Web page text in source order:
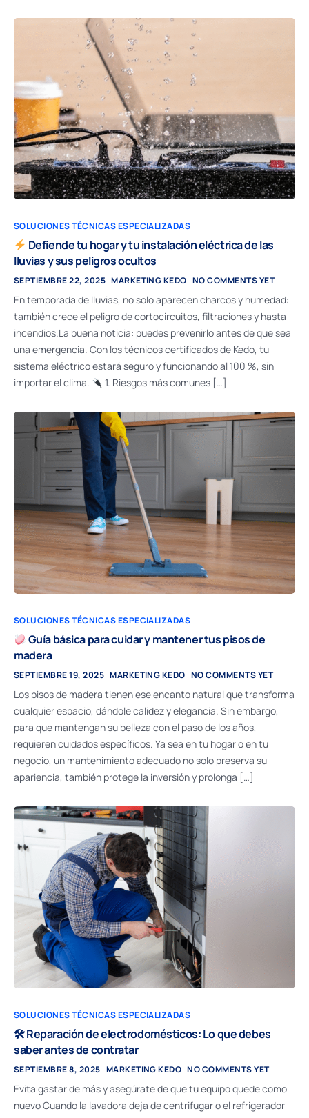
SOLUCIONES TÉCNICAS ESPECIALIZADAS
Defiende tu hogar y tu instalación eléctrica de las
lluvias y sus peligros ocultos
SEPTIEMBRE 22, 2025 MARKETING KEDO NO COMMENTS YET
En temporada de lluvias, no solo aparecen charcos y humedad:
también crece el peligro de cortocircuitos, filtraciones y hasta
incendios.La buena noticia: puedes prevenirlo antes de que sea
una emergencia. Con los técnicos certificados de Kedo, tu
sistema eléctrico estará seguro y funcionando al 100 %, sin
importar el clima.
1. Riesgos más comunes […]
SOLUCIONES TÉCNICAS ESPECIALIZADAS
Guía básica para cuidar y mantener tus pisos de
madera
SEPTIEMBRE 19, 2025 MARKETING KEDO NO COMMENTS YET
Los pisos de madera tienen ese encanto natural que transforma
cualquier espacio, dándole calidez y elegancia. Sin embargo,
para que mantengan su belleza con el paso de los años,
requieren cuidados específicos. Ya sea en tu hogar o en tu
negocio, un mantenimiento adecuado no solo preserva su
apariencia, también protege la inversión y prolonga […]
SOLUCIONES TÉCNICAS ESPECIALIZADAS
🛠 Reparación de electrodomésticos: Lo que debes
saber antes de contratar
SEPTIEMBRE 8, 2025 MARKETING KEDO NO COMMENTS YET
Evita gastar de más y asegúrate de que tu equipo quede como
nuevo Cuando la lavadora deja de centrifugar o el refrigerador